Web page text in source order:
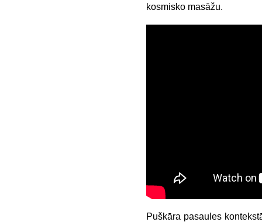
kosmisko masāžu.
Puškāra pasaules